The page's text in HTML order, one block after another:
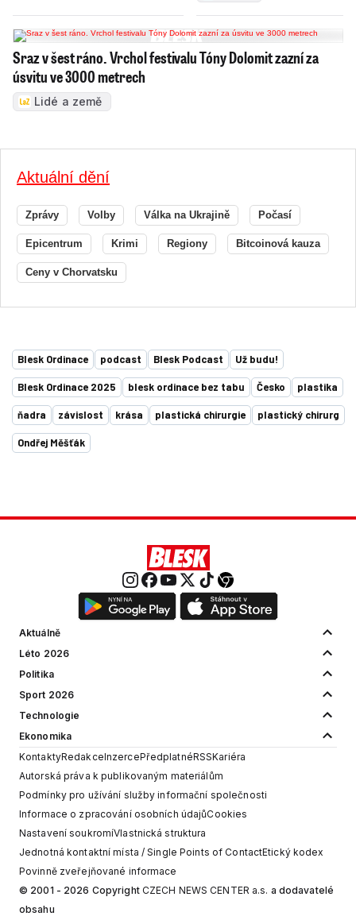
Sraz v šest ráno. Vrchol festivalu Tóny Dolomit zazní za
úsvitu ve 3000 metrech
Lidé a země
Aktuální dění
Zprávy Volby Válka na Ukrajině Počasí
Epicentrum Krimi Regiony Bitcoinová kauza
Ceny v Chorvatsku
Blesk Ordinace podcast Blesk Podcast Už budu!
Blesk Ordinace 2025 blesk ordinace bez tabu Česko plastika
ňadra závislost krása plastická chirurgie plastický chirurg
Ondřej Měšťák
Aktuálně
Léto 2026
Politika
Sport 2026
Technologie
Ekonomika
KontaktyRedakceInzercePředplatnéRSSKariéra
Autorská práva k publikovaným materiálům
Podmínky pro užívání služby informační společnosti
Informace o zpracování osobních údajůCookies
Nastavení soukromíVlastnická struktura
Jednotná kontaktní místa / Single Points of ContactEtický kodex
Povinně zveřejňované informace
© 2001 - 2026 Copyright CZECH NEWS CENTER a.s. a dodavatelé
obsahu